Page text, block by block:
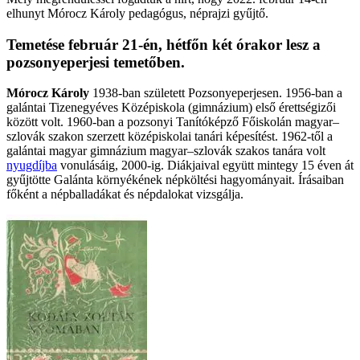
elhunyt Mórocz Károly pedagógus, néprajzi gyűjtő.
Temetése február 21-én, hétfőn két órakor lesz a
pozsonyeperjesi temetőben.
Mórocz Károly 1938-ban született Pozsonyeperjesen. 1956-ban a
galántai Tizenegyéves Középiskola (gimnázium) első érettségizői
között volt. 1960-ban a pozsonyi Tanítóképző Főiskolán magyar–
szlovák szakon szerzett középiskolai tanári képesítést. 1962-től a
galántai magyar gimnázium magyar–szlovák szakos tanára volt
nyugdíjba vonulásáig, 2000-ig. Diákjaival együtt mintegy 15 éven át
gyűjtötte Galánta környékének népköltési hagyományait. Írásaiban
főként a népballadákat és népdalokat vizsgálja.